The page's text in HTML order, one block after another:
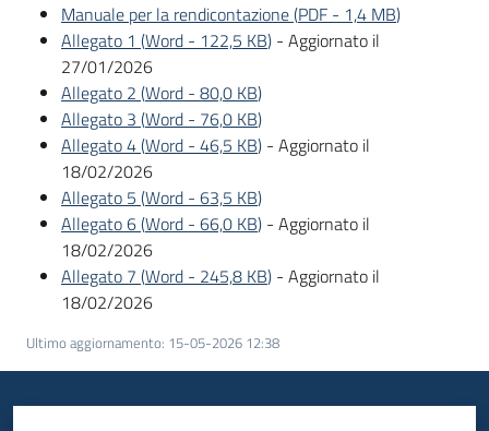
Piani
Programmi
Progetti
Newsletter
su
Manuale per la rendicontazione(PDF - 1,4 MB)
Allegato 1 (Word - 122,5 KB) - Aggiornato il
27/01/2026
Allegato 2 (Word - 80,0 KB)
Allegato 3 (Word - 76,0 KB)
Allegato 4(Word - 46,5 KB) - Aggiornato il
18/02/2026
Allegato 5 (Word - 63,5 KB)
Allegato 6(Word - 66,0 KB) - Aggiornato il
18/02/2026
Allegato 7 (Word - 245,8 KB) - Aggiornato il
18/02/2026
Ultimo aggiornamento: 15-05-2026 12:38